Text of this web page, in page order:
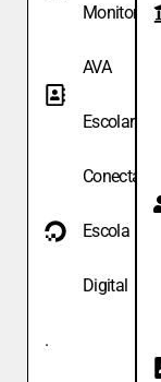
Monitor
AVA
Escolar
Conecta
Escola
Digital
.